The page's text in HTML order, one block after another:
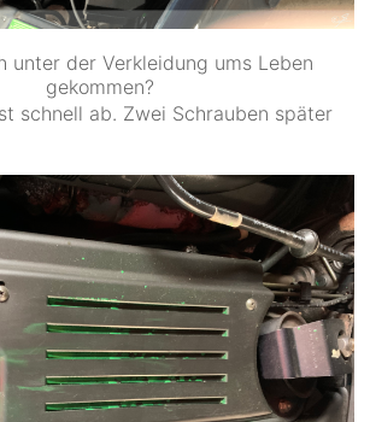
unter der Verkleidung ums Leben
gekommen?
schnell ab. Zwei Schrauben später